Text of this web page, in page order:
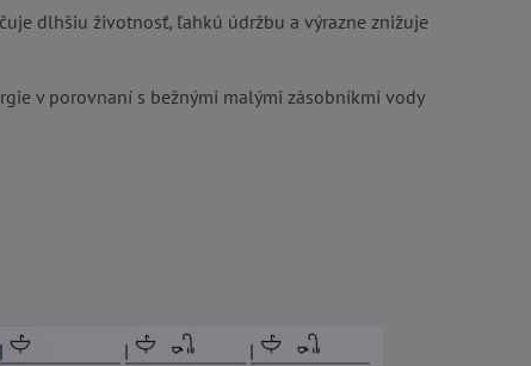
dlhšiu životnosť, ľahkú údržbu a výrazne znižuje
v porovnaní s bežnými malými zásobníkmi vody